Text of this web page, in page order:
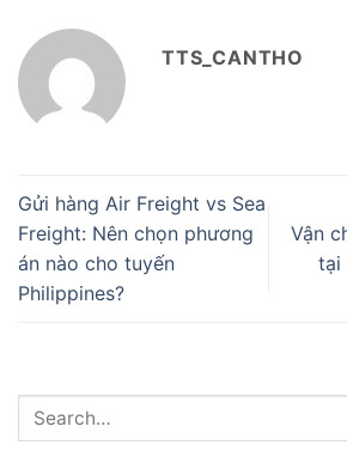
TTS_CANTHO
Gửi hàng Air Freight vs Sea
Freight: Nên chọn phương
án nào cho tuyến
Philippines?
Vận
tại